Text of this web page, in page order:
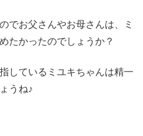
でお父さんやお母さんは、ミ
たかったのでしょうか？
しているミユキちゃんは精一
うね♪